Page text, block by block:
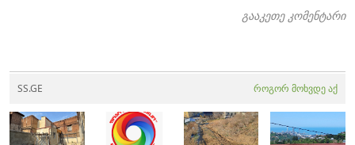
გააკეთე კომენტარი
SS.GE როგორ მოხვდე აქ